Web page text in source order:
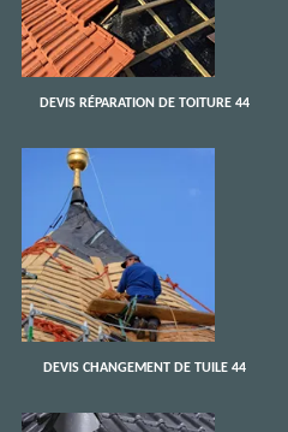
DEVIS RÉPARATION DE TOITURE 44
DEVIS CHANGEMENT DE TUILE 44